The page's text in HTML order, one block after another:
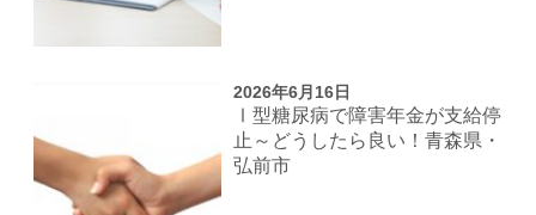
2026年6月16日
Ⅰ型糖尿病で障害年金が支給停
止～どうしたら良い！青森県・
弘前市